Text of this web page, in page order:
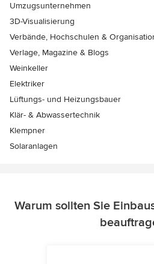
Umzugsunternehmen
3D-Visualisierung
Verbände, Hochschulen &
Verlage, Magazine & Blogs
Weinkeller
Elektriker
Lüftungs- und Heizungsbauer
Klär- & Abwassertechnik
Klempner
Solaranlagen
Warum sollten Sie